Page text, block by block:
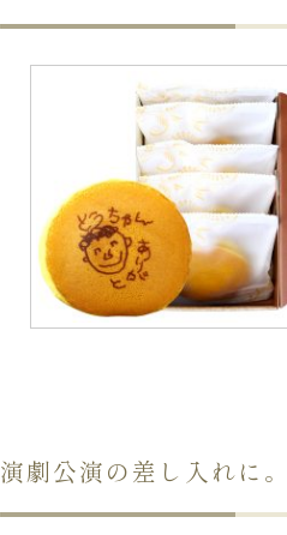
演劇公演の差し入れに